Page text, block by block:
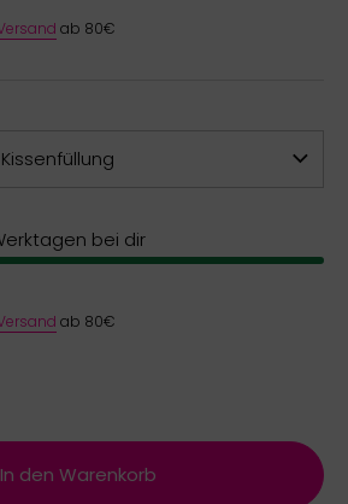
ab 80€
bei dir
ab 80€
In den Warenkorb